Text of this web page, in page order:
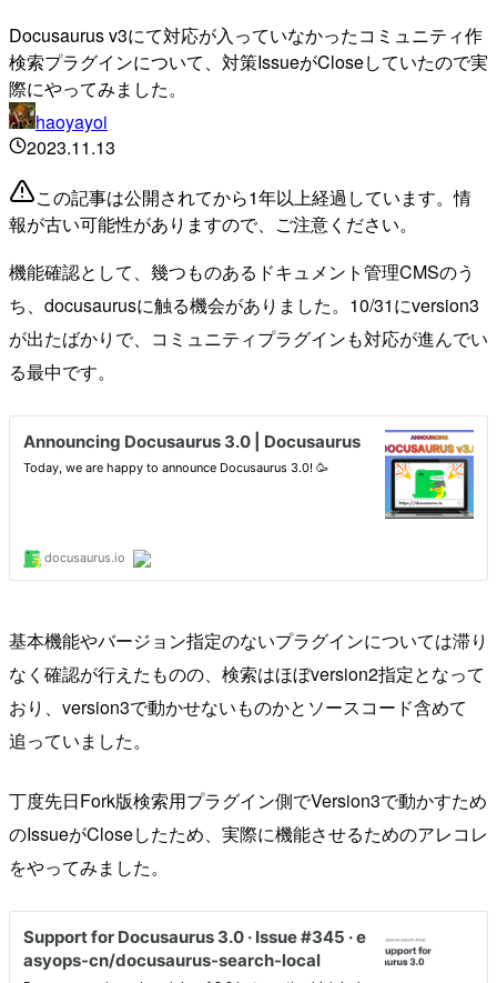
Docusaurus v3にて対応が入っていなかったコミュニティ作
検索プラグインについて、対策IssueがCloseしていたので実
際にやってみました。
haoyayoi
2023.11.13
この記事は公開されてから1年以上経過しています。情
報が古い可能性がありますので、ご注意ください。
機能確認として、幾つものあるドキュメント管理CMSのう
ち、docusaurusに触る機会がありました。10/31にversion3
が出たばかりで、コミュニティプラグインも対応が進んでい
る最中です。
基本機能やバージョン指定のないプラグインについては滞り
なく確認が行えたものの、検索はほぼversion2指定となって
おり、version3で動かせないものかとソースコード含めて
追っていました。
丁度先日Fork版検索用プラグイン側でVersion3で動かすため
のIssueがCloseしたため、実際に機能させるためのアレコレ
をやってみました。